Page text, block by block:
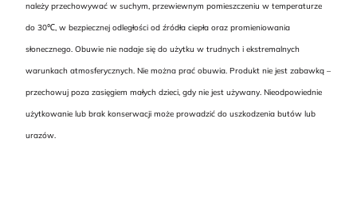
należy przechowywać w suchym, przewiewnym pomieszczeniu w temperaturze
do 30℃, w bezpiecznej odległości od źródła ciepła oraz promieniowania
słonecznego. Obuwie nie nadaje się do użytku w trudnych i ekstremalnych
warunkach atmosferycznych. Nie można prać obuwia. Produkt nie jest zabawką –
przechowuj poza zasięgiem małych dzieci, gdy nie jest używany. Nieodpowiednie
użytkowanie lub brak konserwacji może prowadzić do uszkodzenia butów lub
urazów.